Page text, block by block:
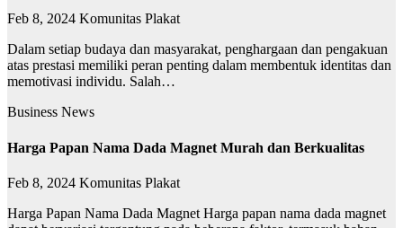
Feb 8, 2024 Komunitas Plakat
Dalam setiap budaya dan masyarakat, penghargaan dan pengakuan
atas prestasi memiliki peran penting dalam membentuk identitas dan
memotivasi individu. Salah…
Business News
Harga Papan Nama Dada Magnet Murah dan Berkualitas
Feb 8, 2024 Komunitas Plakat
Harga Papan Nama Dada Magnet Harga papan nama dada magnet